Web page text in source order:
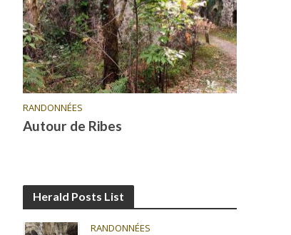
RANDONNÉES
Autour de Ribes
Herald Posts List
RANDONNÉES